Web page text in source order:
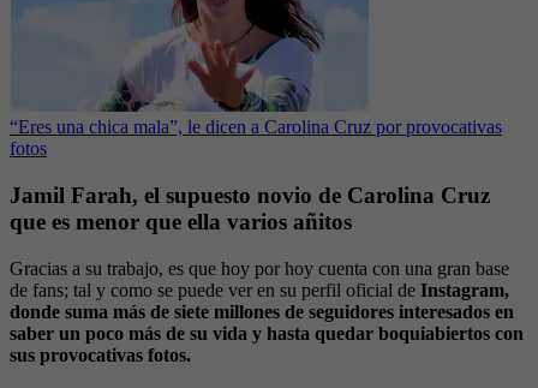
“Eres una chica mala”, le dicen a Carolina Cruz por provocativas
fotos
Jamil Farah, el supuesto novio de Carolina Cruz
que es menor que ella varios añitos
Gracias a su trabajo, es que hoy por hoy cuenta con una gran base
de fans; tal y como se puede ver en su perfil oficial de Instagram,
donde suma más de siete millones de seguidores interesados en
saber un poco más de su vida y hasta quedar boquiabiertos con
sus provocativas fotos.